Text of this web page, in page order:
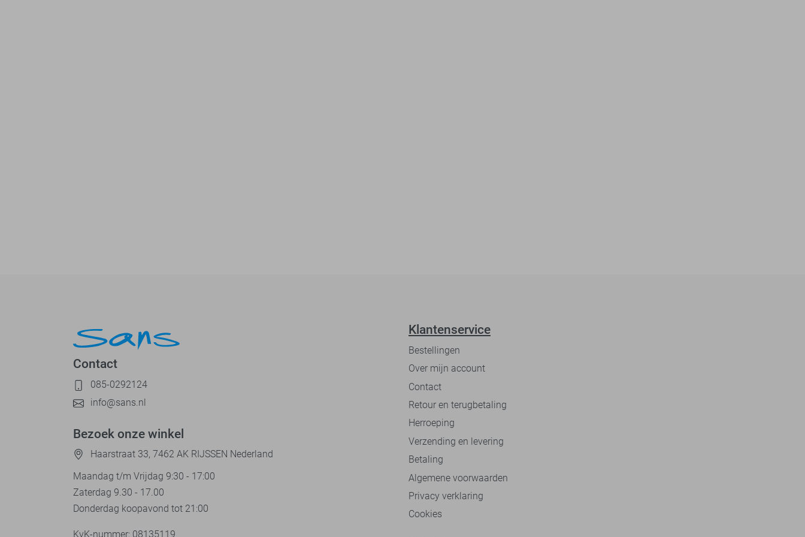
Contact
085-0292124
info@sans.nl
Bezoek onze winkel
Haarstraat 33, 7462 AK RIJSSEN Nederland
Maandag t/m Vrijdag 9:30 - 17:00
Zaterdag 9.30 - 17.00
Donderdag koopavond tot 21:00
KvK-nummer: 08135119
Klantenservice
Bestellingen
Over mijn account
Contact
Retour en terugbetaling
Herroeping
Verzending en levering
Betaling
Algemene voorwaarden
Privacy verklaring
Cookies